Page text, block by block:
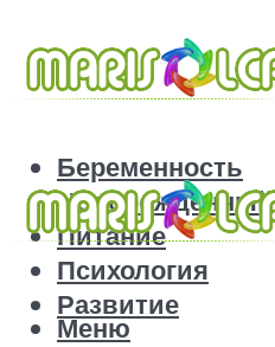
Беременность
Новорожденный
Питание
Психология
Развитие
Меню